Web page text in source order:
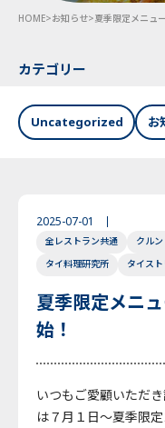
採用情報
お知らせ
お問い合わせ
English
HOME>お知らせ>夏季限定メニュ
カテゴリー
Uncategorized お
2025-07-01
全レストラン共通 クル
タイ料理研究所
タイス
夏季限定メニ
始！
いつもご愛顧いただ
は７月１日～夏季限